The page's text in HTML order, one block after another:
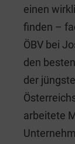
einen
finden –
ÖBV bei
den
der
arbeitete